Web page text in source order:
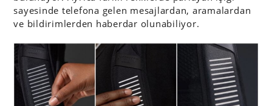
sayesinde telefona gelen mesajlardan, aramalardan
ve bildirimlerden haberdar olunabiliyor.